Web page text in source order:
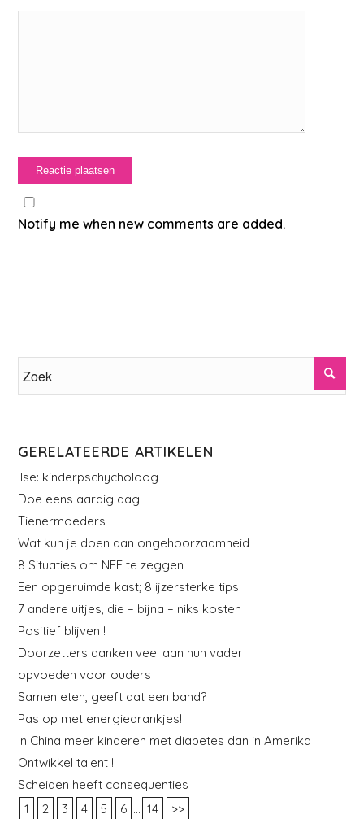
Notify me when new comments are added.
GERELATEERDE ARTIKELEN
Ilse: kinderpschycholoog
Doe eens aardig dag
Tienermoeders
Wat kun je doen aan ongehoorzaamheid
8 Situaties om NEE te zeggen
Een opgeruimde kast; 8 ijzersterke tips
7 andere uitjes, die – bijna – niks kosten
Positief blijven !
Doorzetters danken veel aan hun vader
opvoeden voor ouders
Samen eten, geeft dat een band?
Pas op met energiedrankjes!
In China meer kinderen met diabetes dan in Amerika
Ontwikkel talent !
Scheiden heeft consequenties
1
2 3 4 5 6 ... 14 >>